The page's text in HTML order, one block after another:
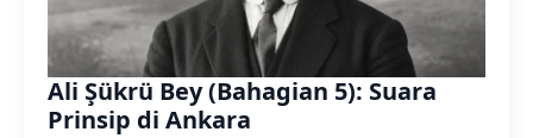
Ali Şükrü Bey (Bahagian 5): Suara
Prinsip di Ankara